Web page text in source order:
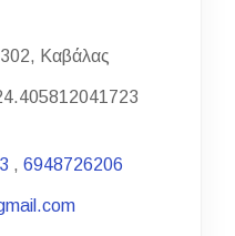
Καβάλας
,6948726206